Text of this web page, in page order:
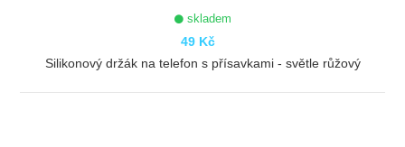
skladem
49 Kč
Silikonový držák na telefon s přísavkami - světle růžový